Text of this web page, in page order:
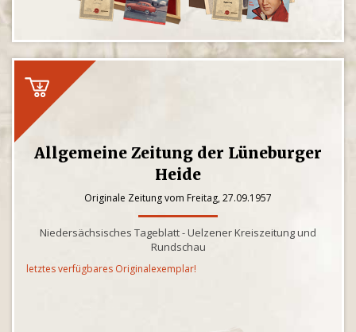
Allgemeine Zeitung der Lüneburger
Heide
Originale Zeitung vom Freitag, 27.09.1957
Niedersächsisches Tageblatt - Uelzener Kreiszeitung und
Rundschau
letztes verfügbares Originalexemplar!